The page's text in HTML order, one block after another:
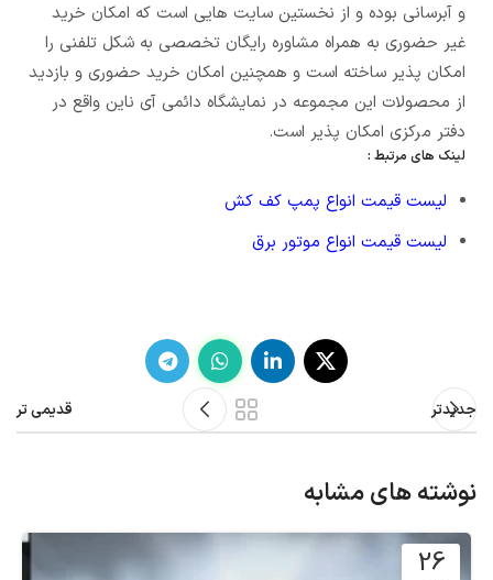
و آبرسانی بوده و از نخستین سایت هایی است که امکان خرید
غیر حضوری به همراه مشاوره رایگان تخصصی به شکل تلفنی را
امکان پذیر ساخته است و همچنین امکان خرید حضوری و بازدید
از محصولات این مجموعه در نمایشگاه دائمی آی ناین واقع در
دفتر مرکزی امکان پذیر است.
لینک های مرتبط :
لیست قیمت انواع پمپ کف کش
لیست قیمت انواع موتور برق
جدیدتر قدیمی تر
نوشته های مشابه
26